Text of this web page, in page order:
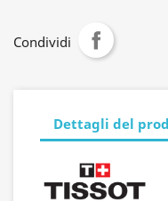
Condividi
Dettagli del